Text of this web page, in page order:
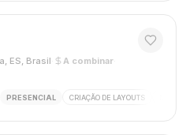
ES, Brasil A combinar·
PRESENCIAL CRIAÇÃO DE LAYOUTS